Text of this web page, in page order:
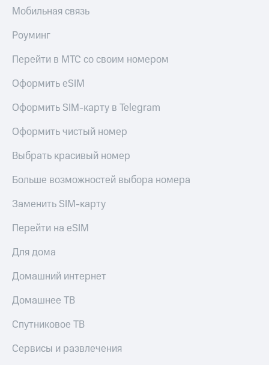
Мобильная связь
Роуминг
Перейти в МТС со своим номером
Оформить eSIM
Оформить SIM-карту в Telegram
Оформить чистый номер
Выбрать красивый номер
Больше возможностей выбора номера
Заменить SIM-карту
Перейти на eSIM
Для дома
Домашний интернет
Домашнее ТВ
Спутниковое ТВ
Сервисы и развлечения